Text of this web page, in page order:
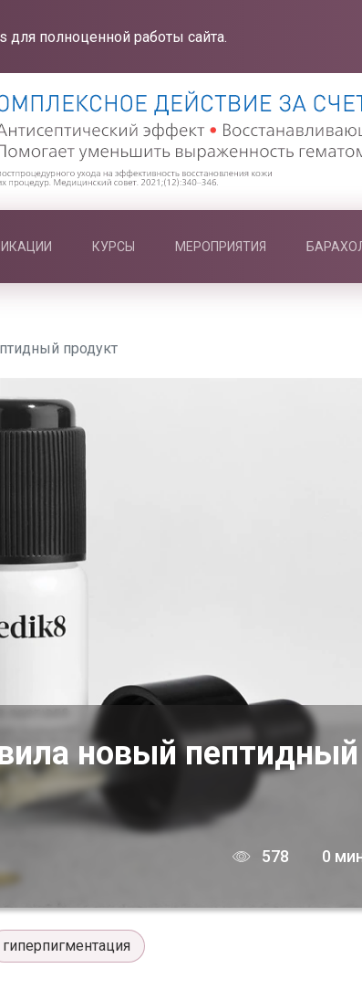
полноценной работы сайта.
КУРСЫ МЕРОПРИЯТИЯ
продукт
новый пептидный
578 0
гиперпигментация